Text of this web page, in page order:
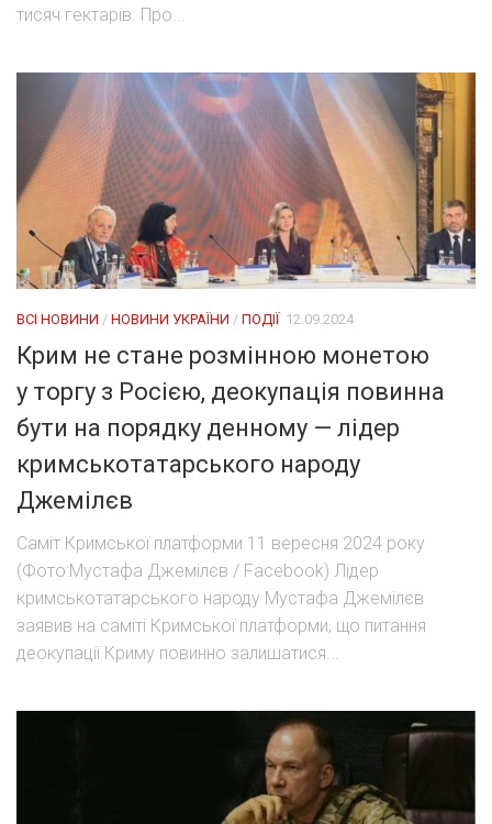
тисяч гектарів. Про...
ВСІ НОВИНИ / НОВИНИ УКРАЇНИ / ПОДІЇ 12.09.2024
Крим не стане розмінною монетою
у торгу з Росією, деокупація повинна
бути на порядку денному — лідер
кримськотатарського народу
Джемілєв
Саміт Кримської платформи 11 вересня 2024 року
(Фото:Мустафа Джемілєв / Facebook) Лідер
кримськотатарського народу Мустафа Джемілєв
заявив на саміті Кримської платформи, що питання
деокупації Криму повинно залишатися...